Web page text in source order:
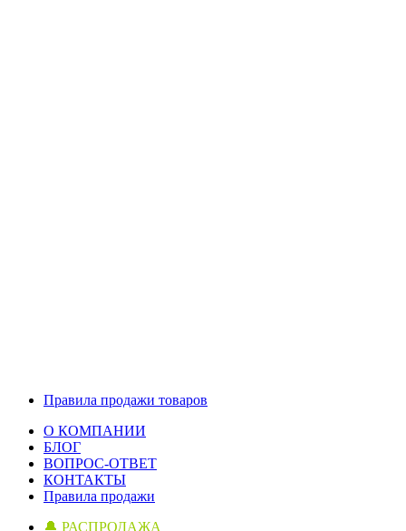
Правила продажи товаров
О КОМПАНИИ
БЛОГ
ВОПРОС-ОТВЕТ
КОНТАКТЫ
Правила продажи
🔔 РАСПРОДАЖА